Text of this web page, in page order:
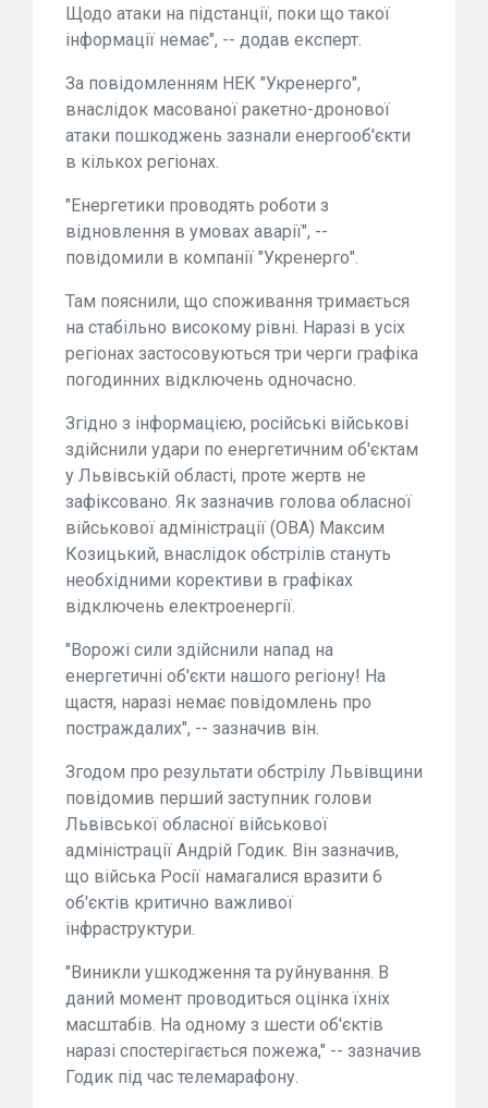
Щодо атаки на підстанції, поки що такої
інформації немає", -- додав експерт.
За повідомленням НЕК "Укренерго",
внаслідок масованої ракетно-дронової
атаки пошкоджень зазнали енергооб'єкти
в кількох регіонах.
"Енергетики проводять роботи з
відновлення в умовах аварії", --
повідомили в компанії "Укренерго".
Там пояснили, що споживання тримається
на стабільно високому рівні. Наразі в усіх
регіонах застосовуються три черги графіка
погодинних відключень одночасно.
Згідно з інформацією, російські військові
здійснили удари по енергетичним об'єктам
у Львівській області, проте жертв не
зафіксовано. Як зазначив голова обласної
військової адміністрації (ОВА) Максим
Козицький, внаслідок обстрілів стануть
необхідними корективи в графіках
відключень електроенергії.
"Ворожі сили здійснили напад на
енергетичні об'єкти нашого регіону! На
щастя, наразі немає повідомлень про
постраждалих", -- зазначив він.
Згодом про результати обстрілу Львівщини
повідомив перший заступник голови
Львівської обласної військової
адміністрації Андрій Годик. Він зазначив,
що війська Росії намагалися вразити 6
об'єктів критично важливої
інфраструктури.
"Виникли ушкодження та руйнування. В
даний момент проводиться оцінка їхніх
масштабів. На одному з шести об'єктів
наразі спостерігається пожежа," -- зазначив
Годик під час телемарафону.